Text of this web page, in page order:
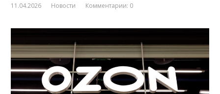
11.04.2026 Новости Комментарии: 0